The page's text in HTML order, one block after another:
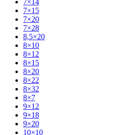
7×15
7×20
7×28
8,5×20
8×10
8×12
8×15
8×20
8×22
8×32
8×7
9×12
9×18
9×20
10×10